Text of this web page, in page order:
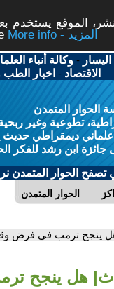
الموقع يستخدم
More info - المزيد
-وكالة أنباء
الاقتصاد - اخبار الطب
الحوار المتمدن
تطوعية وغير
ديمقراطي حديث
ابن رشد للفكر
الحوار المتمدن
الحوار المتمدن
ينجح ترمب في فرض وقف
هل ينجح